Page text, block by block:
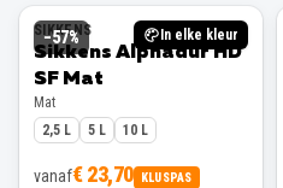
−57% In elke kleur
SIKKENS
Sikkens Alphadur HD
SF Mat
Mat
2,5 L
5 L 10 L
vanaf€ 23,70 KLUSPAS